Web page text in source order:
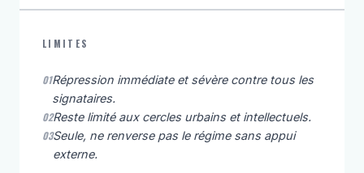
LIMITES
01Répression immédiate et sévère contre tous les
signataires.
02Reste limité aux cercles urbains et intellectuels.
03Seule, ne renverse pas le régime sans appui
externe.